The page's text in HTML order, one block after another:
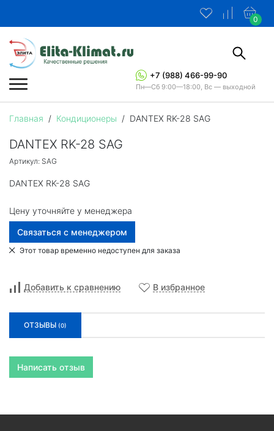
0
+7 (988) 466-99-90
Пн—Сб 9:00—18:00, Вс — выходной
Главная / Кондиционеры / DANTEX RK-28 SAG
DANTEX RK-28 SAG
Артикул: SAG
DANTEX RK-28 SAG
Цену уточняйте у менеджера
Связаться с менеджером
Этот товар временно недоступен для заказа
Добавить к сравнению В избранное
ОТЗЫВЫ (0)
Написать отзыв